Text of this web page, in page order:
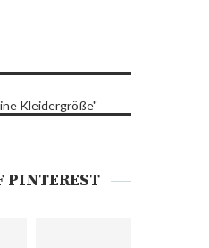
Kleidergröße"
PINTEREST